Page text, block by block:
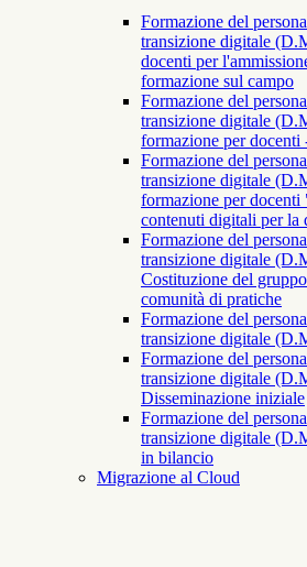
Formazione del
transizione digitale
docenti per
formazione sul campo
Formazione del
transizione digitale
formazione per docenti
Formazione del
transizione digitale
formazione per
contenuti digitali per la
Formazione del
transizione digitale
Costituzione del
comunità di pratiche
Formazione del
transizione digitale
Formazione del
transizione digitale
Disseminazione iniziale
Formazione del
transizione digitale
in bilancio
Migrazione al Cloud